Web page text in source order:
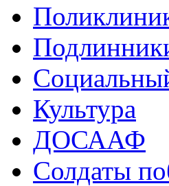
Культура
ДОСААФ
Солдаты